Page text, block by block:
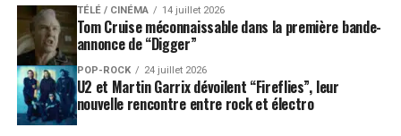
TÉLÉ / CINÉMA 14 juillet 2026
Tom Cruise méconnaissable dans la première bande-
annonce de “Digger”
POP-ROCK 24 juillet 2026
U2 et Martin Garrix dévoilent “Fireflies”, leur
nouvelle rencontre entre rock et électro